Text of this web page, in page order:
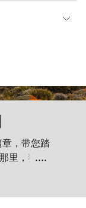
章，带您踏
里，狂风
（Torres
向苍穹发
....